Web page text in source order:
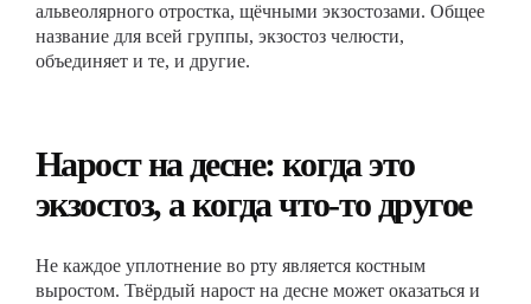
альвеолярного отростка, щёчными экзостозами. Общее
название для всей группы, экзостоз челюсти,
объединяет и те, и другие.
Нарост на десне: когда это
экзостоз, а когда что-то другое
Не каждое уплотнение во рту является костным
выростом. Твёрдый нарост на десне может оказаться и